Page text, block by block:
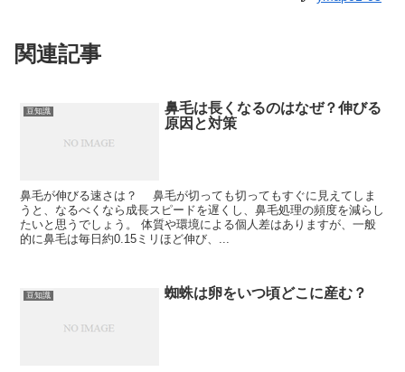
関連記事
豆知識
鼻毛は長くなるのはなぜ？伸びる
原因と対策
鼻毛が伸びる速さは？ 鼻毛が切っても切ってもすぐに見えてしま
うと、なるべくなら成長スピードを遅くし、鼻毛処理の頻度を減らし
たいと思うでしょう。 体質や環境による個人差はありますが、一般
的に鼻毛は毎日約0.15ミリほど伸び、...
豆知識 蜘蛛は卵をいつ頃どこに産む？